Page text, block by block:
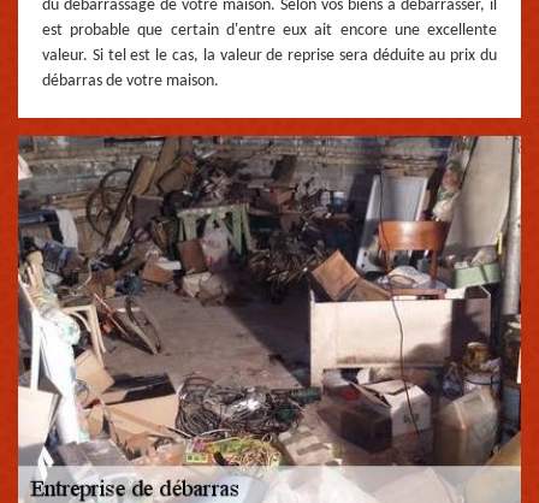
du débarrassage de votre maison. Selon vos biens à débarrasser, il
est probable que certain d'entre eux ait encore une excellente
valeur. Si tel est le cas, la valeur de reprise sera déduite au prix du
débarras de votre maison.